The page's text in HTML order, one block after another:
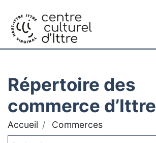
Répertoire des
commerce d’Ittre
Accueil Commerces